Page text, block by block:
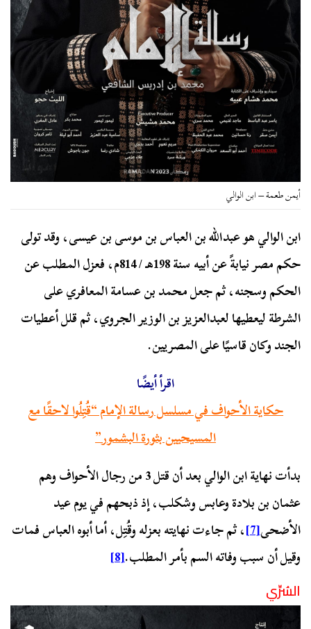
أيمن طعمة – ابن الوالي
ابن الوالي هو عبدالله بن العباس بن موسى بن عيسى، وقد تولى
حكم مصر نيابةً عن أبيه سنة 198هـ / 814م، فعزل المطلب عن
الحكم وسجنه، ثم جعل محمد بن عسامة المعافري على
الشرطة ليعطيها لعبدالعزيز بن الوزير الجروي، ثم قلل أعطيات
الجند وكان قاسيًا على المصريين.
اقرأ أيضًا
حكاية الأحواف في مسلسل رسالة الإمام “قُتِلُوا لاحقًا مع
المسيحيين بثورة البشمور”
بدأت نهاية ابن الوالي بعد أن قتل 3 من رجال الأحواف وهم
عثمان بن بلادة وعابس وشكلب، إذ ذبحهم في يوم عيد
الأضحى[7] ، ثم جاءت نهايته بعزله وقُتِل، أما أبوه العباس فمات
وقيل أن سبب وفاته السم بأمر المطلب.[8]
السُرِّي